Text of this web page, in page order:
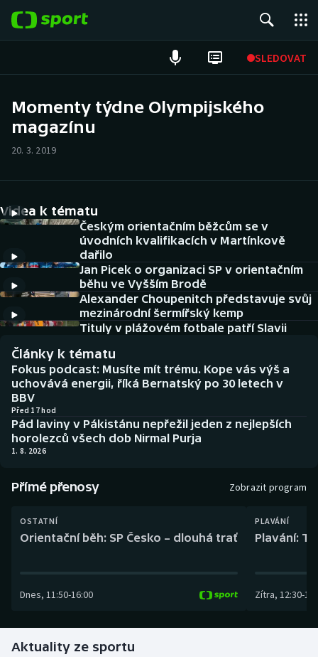
SLEDOVAT
Hokej
Cyklistika
DALŠÍ SPORTY
Americký fotbal
Baseball a softbal
Basketbal
Biatlon
Boby a skeleton
Dostihy
Futsal
NEPŘEHLÉDNĚTE
Soutěže
Historické návraty
Aplikace ČT sport
AZ kvíz
Momenty týdne Olympijského
magazínu
20. 3. 2019
Videa k tématu
Českým orientačním běžcům se v
úvodních kvalifikacích v Martínkově
dařilo
Jan Picek o organizaci SP v orientačním
běhu ve Vyšším Brodě
Alexander Choupenitch představuje svůj
mezinárodní šermířský kemp
Tituly v plážovém fotbale patří Slavii
Články k tématu
Fokus podcast: Musíte mít trému. Kope vás výš a
uchovává energii, říká Bernatský po 30 letech v
BBV
Před 17 hod
Pád laviny v Pákistánu nepřežil jeden z nejlepších
horolezců všech dob Nirmal Purja
1. 8. 2026
Přímé přenosy Zobrazit program
OSTATNÍ
Orientační běh: SP Česko – dlouhá trať
Dnes, 11:50-16:00
PLAVÁNÍ
Plavání:
Zítra, 12:30-
Aktuality ze sportu